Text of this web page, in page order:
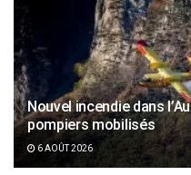
Nouvel incendie dans
pompiers mobilisés
6 AOÛT 2026